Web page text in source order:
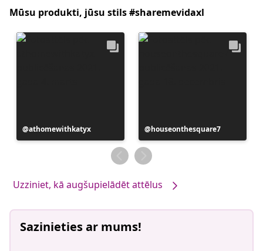
Mūsu produkti, jūsu stils #sharemevidaxl
Ierakstu
publicējis
athomewithkatyx
Ierakstu
publicējis
houseonthesquare7
Uzziniet, kā augšupielādēt attēlus
Sazinieties ar mums!